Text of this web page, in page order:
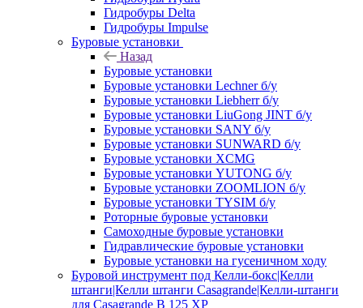
Гидробуры Delta
Гидробуры Impulse
Буровые установки
Назад
Буровые установки
Буровые установки Lechner б/у
Буровые установки Liebherr б/у
Буровые установки LiuGong JINT б/у
Буровые установки SANY б/у
Буровые установки SUNWARD б/у
Буровые установки XCMG
Буровые установки YUTONG б/у
Буровые установки ZOOMLION б/у
Буровые установки TYSIM б/у
Роторные буровые установки
Самоходные буровые установки
Гидравлические буровые установки
Буровые установки на гусеничном ходу
Буровой инструмент под Келли-бокс|Келли
штанги|Келли штанги Casagrande|Келли-штанги
для Casagrande B 125 XP